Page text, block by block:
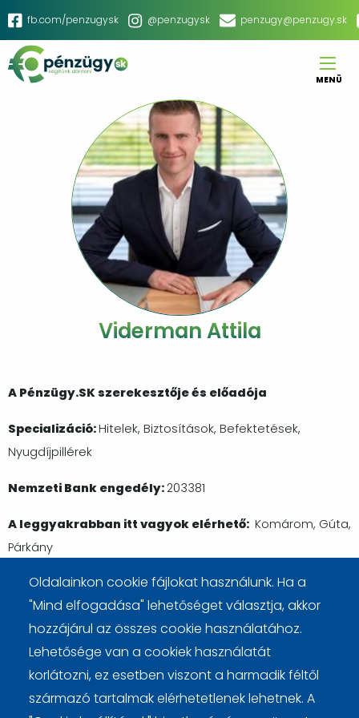
Ugrás
tartalomra
Social
menu
fb.com/penzugysk @penzugysk penzugy@penzugy.sk
navigation
MENÜ
Viderman Attila
A Pénzügy.SK szerekesztője és előadója
Specializáció:Hitelek, Biztosítások, Befektetések,
Nyugdíjpillérek
Nemzeti Bank engedély: 203381
A leggyakrabban itt vagyok elérhető: Komárom, Gúta,
Párkány
Telefonszám:0908 682 870
Oldalainkon cookie fájlokat használunk. Ha a
"Mind elfogadása" lehetőséget választja, akkor
hozzájárul az összes cookie használatához.
Lehetősége van a cookiek használatát
korlátozni, ez esetben viszont a harmadik féltől
származó tartalmak elérhetetlenek lehetnek. A